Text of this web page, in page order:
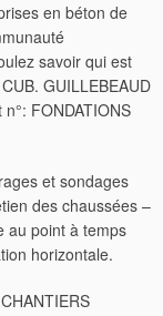
en béton de
savoir qui est
GUILLEBEAUD
FONDATIONS
et sondages
des chaussées –
au point à temps
horizontale.